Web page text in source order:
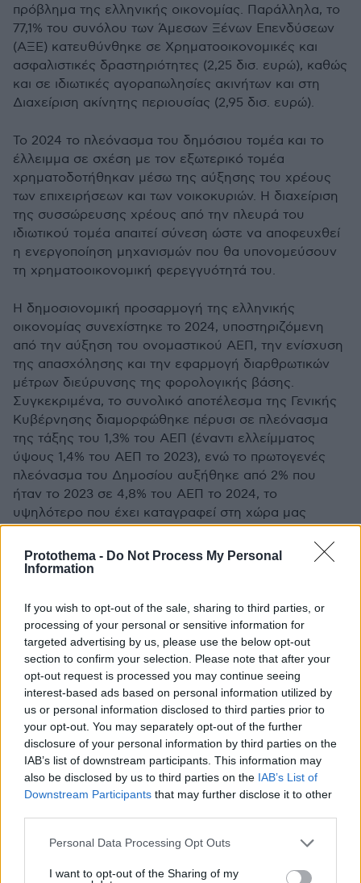
Protothema - Do Not Process My Personal
Information
If you wish to opt-out of the sale, sharing to third parties, or
processing of your personal or sensitive information for
targeted advertising by us, please use the below opt-out
section to confirm your selection. Please note that after your
opt-out request is processed you may continue seeing
interest-based ads based on personal information utilized by
us or personal information disclosed to third parties prior to
your opt-out. You may separately opt-out of the further
disclosure of your personal information by third parties on the
IAB’s list of downstream participants. This information may
also be disclosed by us to third parties on the IAB’s List of
Downstream Participants that may further disclose it to other
Please note that this website/app uses one or more Google
not limited to your visit or usage behaviour. You may click to
Personal Data Processing Opt Outs
I want to opt-out of the Sharing of my
πρόβλημα της ελληνικής οικονομίας. Παράλληλα, το
77,1% του συνόλου των Άμεσων Ξένων Επενδύσεων
(ΑΞΕ) κατευθύνθηκε σε Χρηματοοικονομικές και
ασφαλιστικές δραστηριότητες (2,25 δισ. ευρώ), καθώς
και σε ιδιωτικές αγοραπωλησίες ακινήτων και στη
Διαχείριση ακίνητης περιουσίας (2,95 δισ. ευρώ).
Το 2024 το πλεόνασμα του δημόσιου τομέα και το
έλλειμμα σε σχέση με τον εξωτερικό τομέα
χρηματοδοτήθηκαν μέσω της αύξησης του χρέους
των επιχειρήσεων και των νοικοκυριών. Η διαχείριση
της συσσώρευσης χρέους από την πλευρά του
ιδιωτικού τομέα απαιτεί σύνεση ώστε να αποφευχθεί
η ενεργοποίηση μηχανισμών που θα υπονομεύσουν
τη χρηματοοικονομική φερεγγυότητά του.
H δημοσιονομική προσαρμογή της ελληνικής
οικονομίας συνεχίστηκε το 2024, υποστηριζόμενη
από την αύξηση του ονομαστικού ΑΕΠ, την ενίσχυση
της απασχόλησης και την εφαρμογή διαρθρωτικών
μέτρων διεύρυνσης της φορολογικής βάσης.
Συγκεκριμένα, το συνολικό αποτέλεσμα της Γενικής
Κυβέρνησης διαμορφώθηκε πέρυσι σε πλεόνασμα
της τάξης του 1,3% του ΑΕΠ (έναντι ελλείμματος
ύψους 1,4% του ΑΕΠ το 2023), ενώ το πρωτογενές
πλεόνασμα του Δημοσίου αυξήθηκε από 2% που
ήταν το 2023 σε 4,8% του ΑΕΠ το 2024, το
υψηλότερο που έχει καταγραφεί στη χώρα μας
τουλάχιστον από το 1995 και μετά.
Η μετάβαση της οικονομίας σε καθεστώς υψηλών
στην αναβάθμιση του δείκτη φερεγγυότητας του
δημόσιου τομέα στο αξιόπιστο καθεστώς του
Κερδοσκόπου για πρώτη φορά μετά το ξέσπασμα της
πανδημικής κρίσης. Για τη διετία 2025-2026, ως
συνέπεια της πρόβλεψης για επίτευξη υψηλών
πρωτογενών πλεονασμάτων, ο δείκτης
φερεγγυότητας της Γενικής Κυβέρνησης αναμένεται
να διατηρηθεί σε καθεστώς αξιοπιστίας, στηρίζοντας
έτσι τη χρηματοοικονομική συνοχή του
δημοσιονομικού συστήματος και τη φερεγγυότητα
της οικονομίας.
των όρων εξωτερικού εμπορίου προκαλώντας
περιορισμένες θετικές σωρευτικές επιδράσεις στο